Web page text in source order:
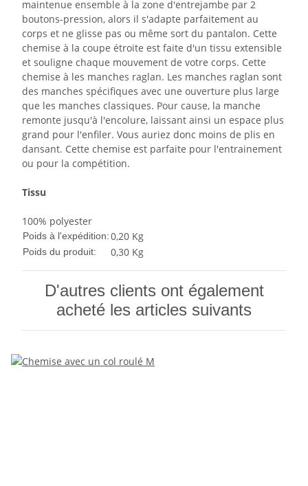
maintenue ensemble à la zone d'entrejambe par 2
boutons-pression, alors il s'adapte parfaitement au
corps et ne glisse pas ou même sort du pantalon. Cette
chemise à la coupe étroite est faite d'un tissu extensible
et souligne chaque mouvement de votre corps. Cette
chemise à les manches raglan. Les manches raglan sont
des manches spécifiques avec une ouverture plus large
que les manches classiques. Pour cause, la manche
remonte jusqu'à l'encolure, laissant ainsi un espace plus
grand pour l'enfiler. Vous auriez donc moins de plis en
dansant. Cette chemise est parfaite pour l'entrainement
ou pour la compétition.
Tissu
100% polyester
Poids à l'expédition:0,20 Kg
Poids du produit: 0,30 Kg
D'autres clients ont également
acheté les articles suivants